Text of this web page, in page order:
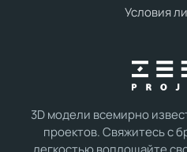
3D модели всемирно
проектов. Свяжитесь с
Условия